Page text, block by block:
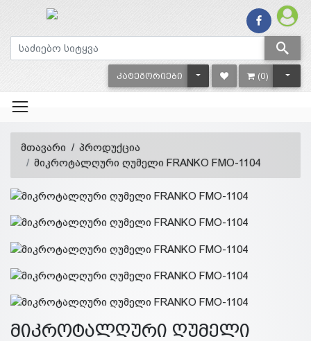
ᲙᲐᲢᲔᲒᲝᲠᲘᲔᲑᲘ TOGGLE DROPDOWN
(0)
მთავარი
პროდუქცია
მიკროტალღური ღუმელი FRANKO FMO-1104
მიკროტალღური ღუმელი